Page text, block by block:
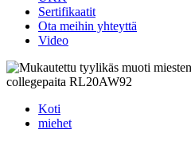
Sertifikaatit
Ota meihin yhteyttä
Video
Koti
miehet